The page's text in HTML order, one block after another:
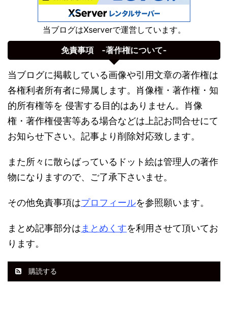
当ブログはXserverで運営しています。
免責事項 -著作権について-
当ブログに掲載している画像や引用文章の著作権は
各権利者所有者に帰属します。肖像権・著作権・知
的所有権等を 侵害する目的はありません。肖像
権・著作権侵害等ある場合などは上記お問合せにて
お知らせ下さい。記事より削除対応致します。
また所々に散らばっているドット絵は管理人の著作
物になりますので、ご了承下さいませ。
その他免責事項はプロフィールを参照願います。
まとめ記事部分は まとめくすを利用させて頂いてお
ります。
購読する